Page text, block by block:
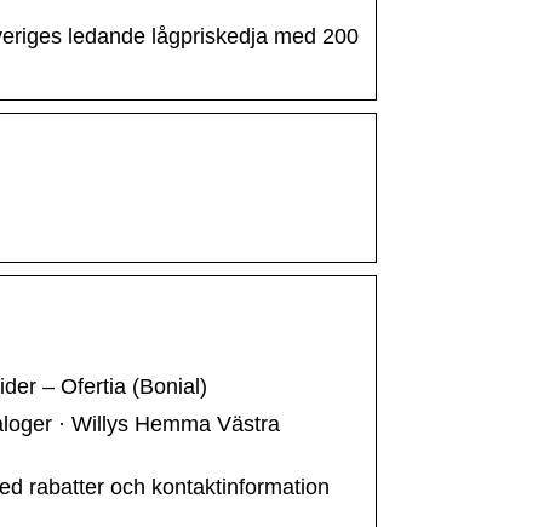
ledande lågpriskedja med 200
– Ofertia (Bonial)
· Willys Hemma Västra
rabatter och kontaktinformation